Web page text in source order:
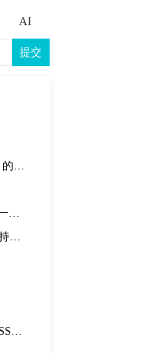
提交
AI
在雷电模拟器里判断 App 的 WebView 调试是否开启
Xftp使用一直正常，但有一天突然打开Xftp就卡在开始界面，也无法打开默认的桌面文件夹。
al.open弹出动态页面，保持弹出状态不要被其他弹出框关闭
截至 2025 年 6 月 30 日OSSRH(oss.sonatype.org)到期并已关闭